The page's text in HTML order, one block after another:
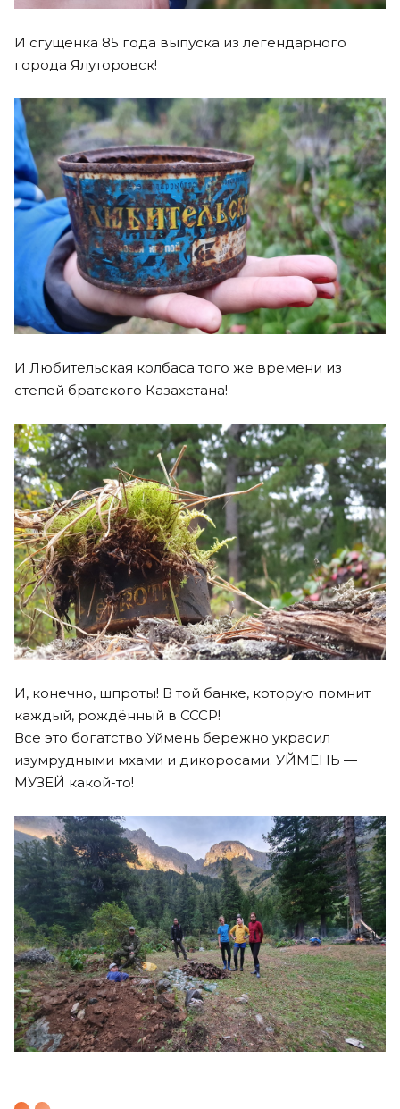
И сгущёнка 85 года выпуска из легендарного
города Ялуторовск!
И Любительская колбаса того же времени из
степей братского Казахстана!
И, конечно, шпроты! В той банке, которую помнит
каждый, рождённый в СССР!
Все это богатство Уймень бережно украсил
изумрудными мхами и дикоросами. УЙМЕНЬ —
МУЗЕЙ какой-то!